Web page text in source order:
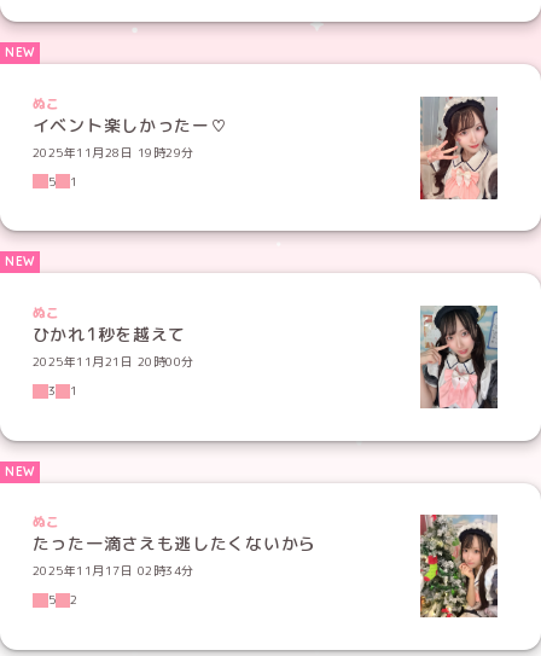
ぬこ
イベント楽しかったー♡
2025年11月28日 19時29分
5
1
ぬこ
ひかれ1秒を越えて
2025年11月21日 20時00分
3
1
ぬこ
たった一滴さえも逃したくないから
2025年11月17日 02時34分
5
2